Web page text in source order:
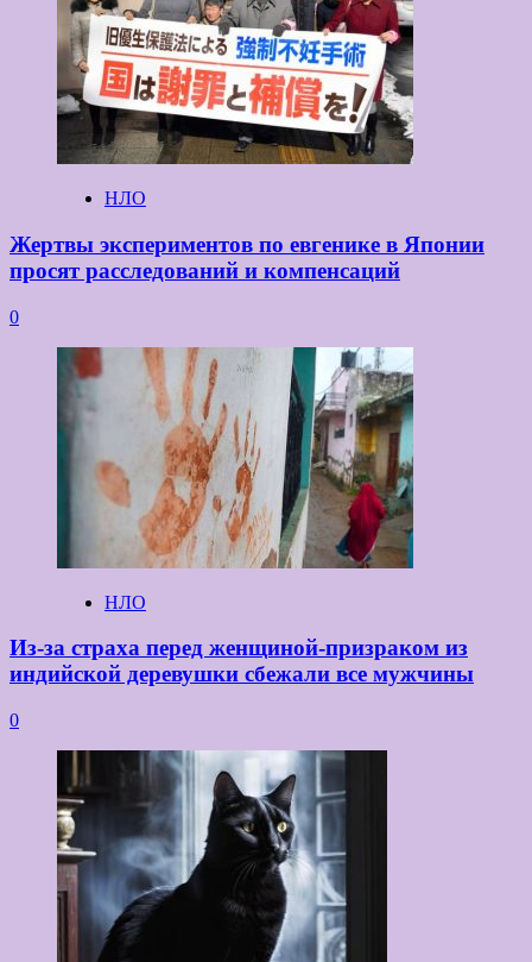
НЛО
Жертвы экспериментов по евгенике в Японии
просят расследований и компенсаций
0
НЛО
Из-за страха перед женщиной-призраком из
индийской деревушки сбежали все мужчины
0